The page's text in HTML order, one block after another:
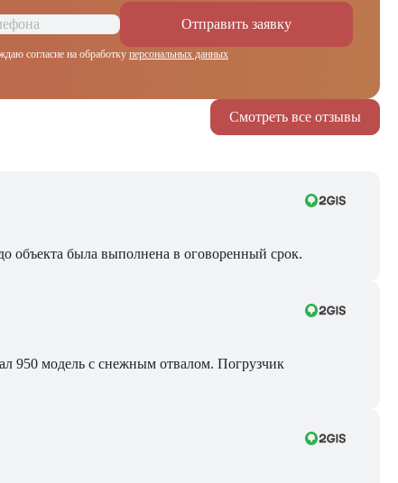
Отправить заявку
согласие на обработку персональных данных
Смотреть все отзывы
объекта была выполнена в оговоренный срок.
950 модель с снежным отвалом. Погрузчик